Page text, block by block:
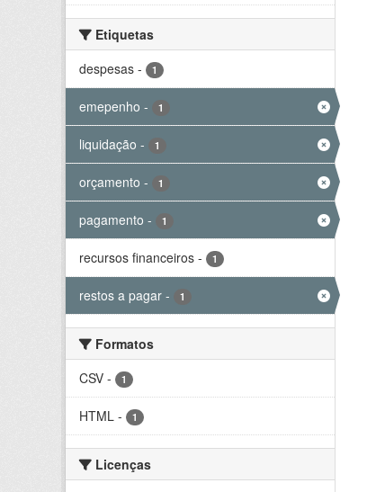
Etiquetas
despesas - 1
emepenho - 1
liquidação - 1
orçamento - 1
pagamento - 1
recursos financeiros - 1
restos a pagar - 1
Formatos
CSV - 1
HTML - 1
Licenças